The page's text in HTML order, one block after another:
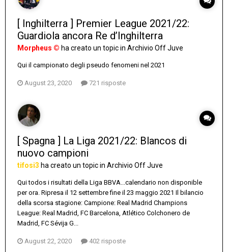
[ Inghilterra ] Premier League 2021/22:
Guardiola ancora Re d’Inghilterra
Morpheus © ha creato un topic in Archivio Off Juve
Qui il campionato degli pseudo fenomeni nel 2021
August 23, 2020 721 risposte
[ Spagna ] La Liga 2021/22: Blancos di
nuovo campioni
tifosi3 ha creato un topic in Archivio Off Juve
Qui todos i risultati della Liga BBVA...calendario non disponible
per ora. Ripresa il 12 settembre fine il 23 maggio 2021 Il bilancio
della scorsa stagione: Campione: Real Madrid Champions
League: Real Madrid, FC Barcelona, Atlético Colchonero de
Madrid, FC Sévija G...
August 22, 2020 402 risposte